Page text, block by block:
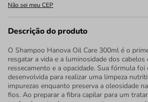
Não sei meu CEP
Descrição do produto
O Shampoo Hanova Oil Care 300ml é o
resgatar a vida e a luminosidade dos
ressecamento e a opacidade. Sua fórmula foi
desenvolvida para realizar uma limpeza
impurezas enquanto preserva a oleosidade
fios. Ao preparar a fibra capilar para um